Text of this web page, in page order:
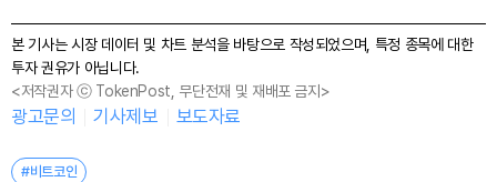
본 기사는 시장 데이터 및 차트 분석을 바탕으로 작성되었으며, 특정 종목에 대한
투자 권유가 아닙니다.
<저작권자 ⓒ TokenPost, 무단전재 및 재배포 금지>
광고문의 기사제보 보도자료
#비트코인